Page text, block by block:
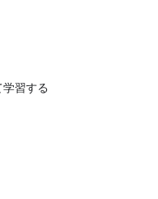
習する